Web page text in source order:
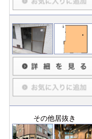
その他居抜き